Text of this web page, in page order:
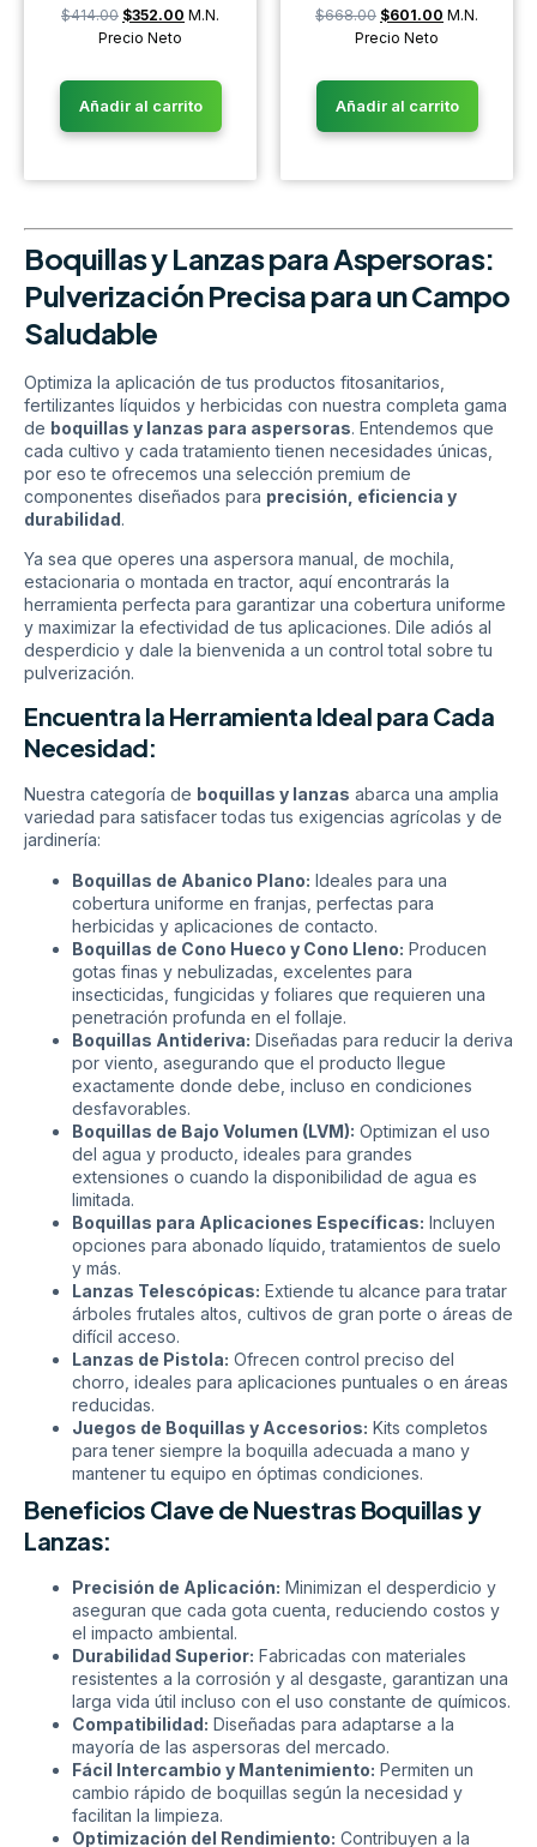
$414.00 $352.00 M.N.
Precio Neto
Añadir al carrito
$668.00 $601.00 M.N.
Precio Neto
Añadir al carrito
Boquillas y Lanzas para Aspersoras:
Pulverización Precisa para un Campo
Saludable
Optimiza la aplicación de tus productos fitosanitarios,
fertilizantes líquidos y herbicidas con nuestra completa gama
de boquillas y lanzas para aspersoras. Entendemos que
cada cultivo y cada tratamiento tienen necesidades únicas,
por eso te ofrecemos una selección premium de
componentes diseñados para precisión, eficiencia y
durabilidad.
Ya sea que operes una aspersora manual, de mochila,
estacionaria o montada en tractor, aquí encontrarás la
herramienta perfecta para garantizar una cobertura uniforme
y maximizar la efectividad de tus aplicaciones. Dile adiós al
desperdicio y dale la bienvenida a un control total sobre tu
pulverización.
Encuentra la Herramienta Ideal para Cada
Necesidad:
Nuestra categoría de boquillas y lanzas abarca una amplia
variedad para satisfacer todas tus exigencias agrícolas y de
jardinería:
Boquillas de Abanico Plano: Ideales para una
cobertura uniforme en franjas, perfectas para
herbicidas y aplicaciones de contacto.
Boquillas de Cono Hueco y Cono Lleno: Producen
gotas finas y nebulizadas, excelentes para
insecticidas, fungicidas y foliares que requieren una
penetración profunda en el follaje.
Boquillas Antideriva: Diseñadas para reducir la deriva
por viento, asegurando que el producto llegue
exactamente donde debe, incluso en condiciones
desfavorables.
Boquillas de Bajo Volumen (LVM): Optimizan el uso
del agua y producto, ideales para grandes
extensiones o cuando la disponibilidad de agua es
limitada.
Boquillas para Aplicaciones Específicas: Incluyen
opciones para abonado líquido, tratamientos de suelo
y más.
Lanzas Telescópicas: Extiende tu alcance para tratar
árboles frutales altos, cultivos de gran porte o áreas de
difícil acceso.
Lanzas de Pistola: Ofrecen control preciso del
chorro, ideales para aplicaciones puntuales o en áreas
reducidas.
Juegos de Boquillas y Accesorios: Kits completos
para tener siempre la boquilla adecuada a mano y
mantener tu equipo en óptimas condiciones.
Beneficios Clave de Nuestras Boquillas y
Lanzas:
Precisión de Aplicación: Minimizan el desperdicio y
aseguran que cada gota cuenta, reduciendo costos y
el impacto ambiental.
Durabilidad Superior: Fabricadas con materiales
resistentes a la corrosión y al desgaste, garantizan una
larga vida útil incluso con el uso constante de químicos.
Compatibilidad: Diseñadas para adaptarse a la
mayoría de las aspersoras del mercado.
Fácil Intercambio y Mantenimiento: Permiten un
cambio rápido de boquillas según la necesidad y
facilitan la limpieza.
Optimización del Rendimiento: Contribuyen a la